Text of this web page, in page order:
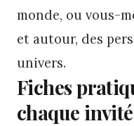
monde, ou vous-
et autour, des
univers.
Fiches
chaque invité